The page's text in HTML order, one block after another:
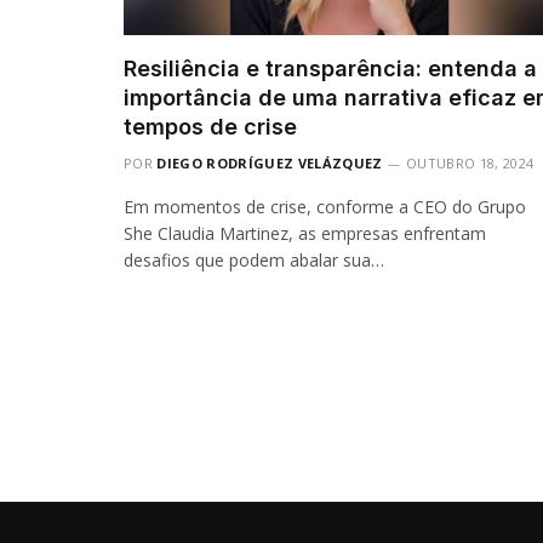
Resiliência e transparência: entenda a
importância de uma narrativa eficaz
tempos de crise
POR DIEGO RODRÍGUEZ VELÁZQUEZ OUTUBRO 18, 2024
Em momentos de crise, conforme a CEO do Grupo
She Claudia Martinez, as empresas enfrentam
desafios que podem abalar sua…